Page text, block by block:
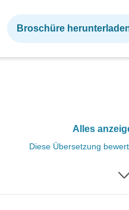
Broschüre
Alles
Diese Übersetzung